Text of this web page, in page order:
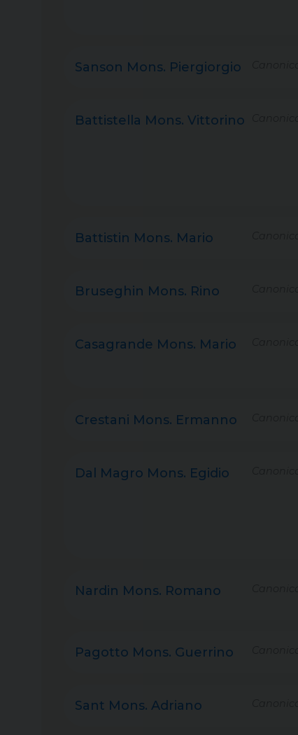
Sanson Mons. Piergiorgio
Battistella Mons. Vittorino
Battistin Mons. Mario
Bruseghin Mons. Rino
Casagrande Mons. Mario
Crestani Mons. Ermanno
Dal Magro Mons. Egidio
Nardin Mons. Romano
Pagotto Mons. Guerrino
Sant Mons. Adriano